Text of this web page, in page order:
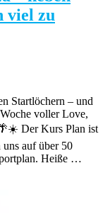
viel zu
Startlöchern – und
voller Love,
Der Kurs Plan ist
auf über 50
Heiße …